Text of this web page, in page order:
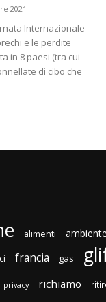
2021
Internazionale
e le perdite
in 8 paesi (tra cui
di cibo che
alimenti ambiente
francia gas
privacy richiamo